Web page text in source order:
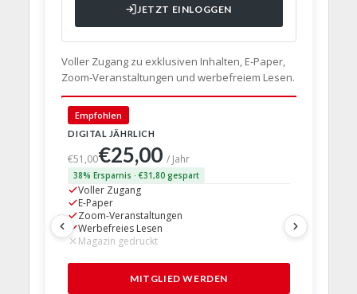
JETZT EINLOGGEN
Voller Zugang zu exklusiven Inhalten, E-Paper,
Zoom-Veranstaltungen und werbefreiem Lesen.
Empfohlen
DIGITAL JÄHRLICH
€51,00€25,00/ Jahr
38% Ersparnis · €31,80 gespart
Voller Zugang
E-Paper
Zoom-Veranstaltungen
Werbefreies Lesen
Magazin gedruckt
MITGLIED WERDEN